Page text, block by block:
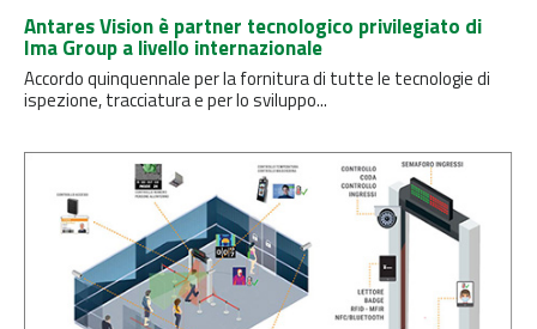
Antares Vision è partner tecnologico privilegiato di
Ima Group a livello internazionale
Accordo quinquennale per la fornitura di tutte le tecnologie di
ispezione, tracciatura e per lo sviluppo...